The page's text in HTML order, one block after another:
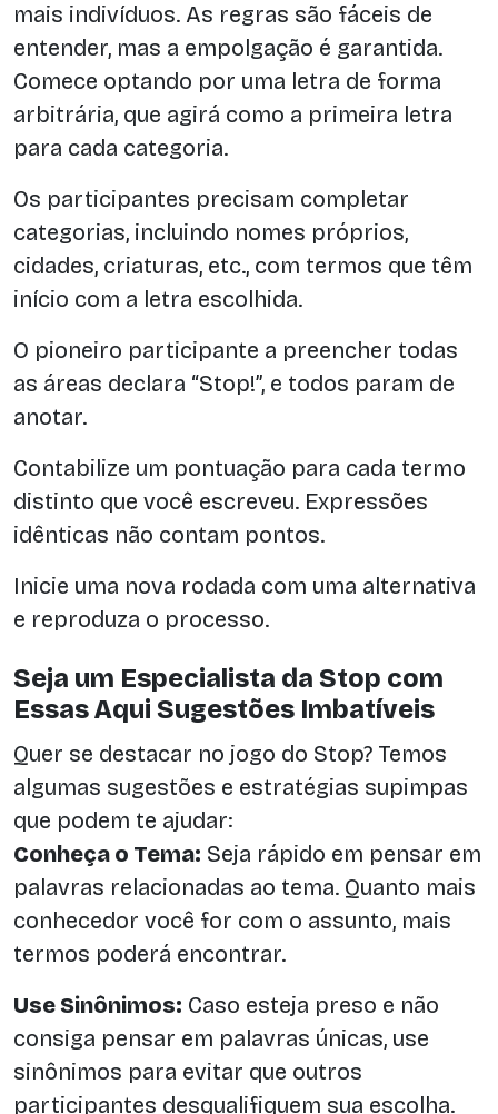
mais indivíduos. As regras são fáceis de
entender, mas a empolgação é garantida.
Comece optando por uma letra de forma
arbitrária, que agirá como a primeira letra
para cada categoria.
Os participantes precisam completar
categorias, incluindo nomes próprios,
cidades, criaturas, etc., com termos que têm
início com a letra escolhida.
O pioneiro participante a preencher todas
as áreas declara “Stop!”, e todos param de
anotar.
Contabilize um pontuação para cada termo
distinto que você escreveu. Expressões
idênticas não contam pontos.
Inicie uma nova rodada com uma alternativa
e reproduza o processo.
Seja um Especialista da Stop com
Essas Aqui Sugestões Imbatíveis
Quer se destacar no jogo do Stop? Temos
algumas sugestões e estratégias supimpas
que podem te ajudar:
Conheça o Tema: Seja rápido em pensar em
palavras relacionadas ao tema. Quanto mais
conhecedor você for com o assunto, mais
termos poderá encontrar.
Use Sinônimos: Caso esteja preso e não
consiga pensar em palavras únicas, use
sinônimos para evitar que outros
participantes desqualifiquem sua escolha.